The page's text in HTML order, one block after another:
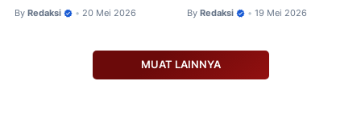
By Redaksi • 20 Mei 2026 By Redaksi • 19 Mei 2026
MUAT LAINNYA